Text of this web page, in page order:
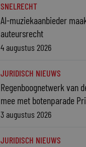
SNELRECHT
AI-muziekaanbieder
auteursrecht
4 augustus 2026
JURIDISCH NIEUWS
Regenboognetwerk van
mee met botenparade
3 augustus 2026
JURIDISCH NIEUWS